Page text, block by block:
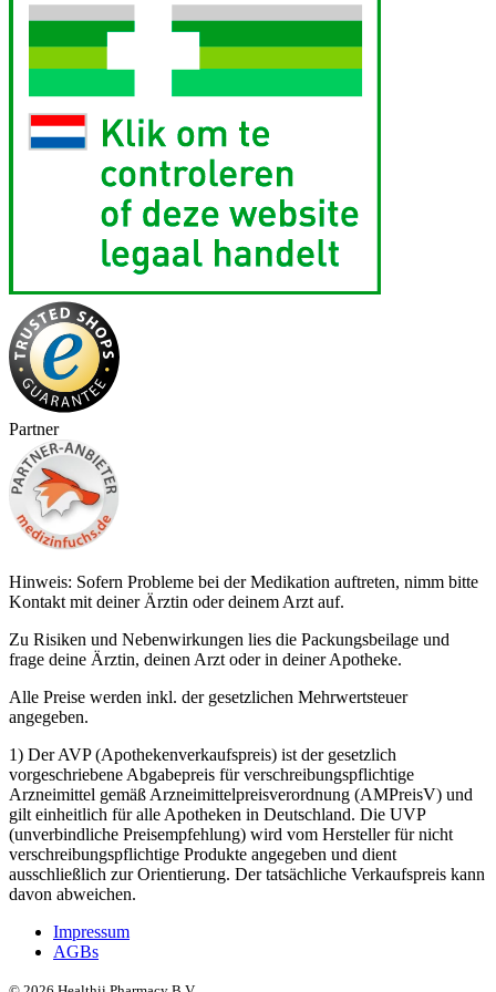
Partner
Hinweis: Sofern Probleme bei der Medikation auftreten, nimm bitte
Kontakt mit deiner Ärztin oder deinem Arzt auf.
Zu Risiken und Nebenwirkungen lies die Packungsbeilage und
frage deine Ärztin, deinen Arzt oder in deiner Apotheke.
Alle Preise werden inkl. der gesetzlichen Mehrwertsteuer
angegeben.
1) Der AVP (Apothekenverkaufspreis) ist der gesetzlich
vorgeschriebene Abgabepreis für verschreibungspflichtige
Arzneimittel gemäß Arzneimittelpreisverordnung (AMPreisV) und
gilt einheitlich für alle Apotheken in Deutschland. Die UVP
(unverbindliche Preisempfehlung) wird vom Hersteller für nicht
verschreibungspflichtige Produkte angegeben und dient
ausschließlich zur Orientierung. Der tatsächliche Verkaufspreis kann
davon abweichen.
Impressum
AGBs